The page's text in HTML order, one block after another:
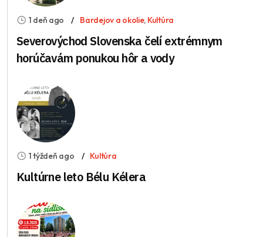
1 deň ago Bardejov a okolie, Kultúra
Severovýchod Slovenska čelí extrémnym
horúčavám ponukou hôr a vody
1 týždeň ago Kultúra
Kultúrne leto Bélu Kélera